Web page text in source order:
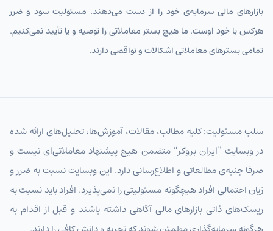
بازارهای مالی سرمایه‌ی خود را از دست می‌دهند. مسئولیت سود و ضرر
هرکس با خود اوست. ما هیچ بستر معاملاتی را توصیه و یا تأیید نمی‌کنیم.
تمامی بسترهای معاملاتی اشکالات و نواقصی دارند.
سلب مسئولیت: کلیه مطالب، مقالات، آموزش‌ها، تحلیل‌های ارائه شده
در وبسایت “ایران بروکر” متضمن هیچ پیشنهاد معاملاتی‌ای نیست و
صرفا جنبه‌ی مطالعاتی و اطلاع‌رسانی دارد. این وبسایت نسبت به ضرر و
زیان احتمالی افراد هیچگونه مسئولیتی را نمی‌پذیرد. افراد باید نسبت به
ریسک‌های ذاتی بازارهای مالی آگاهی داشته باشند و قبل از اقدام به